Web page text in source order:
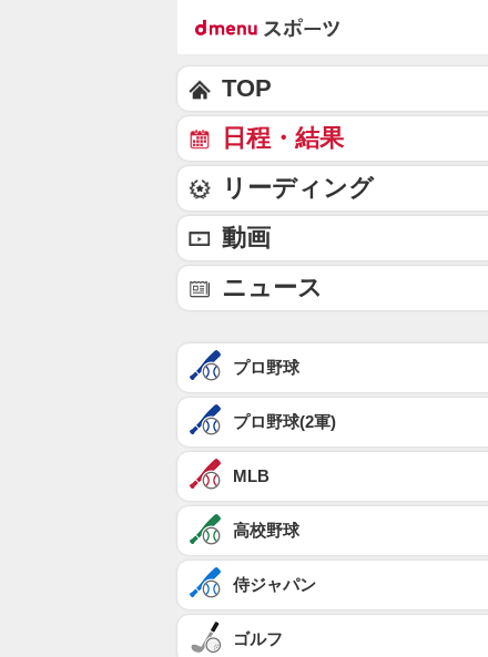
TOP
日程・結果
リーディング
動画
ニュース
プロ野球
プロ野球(2軍)
MLB
高校野球
侍ジャパン
ゴルフ